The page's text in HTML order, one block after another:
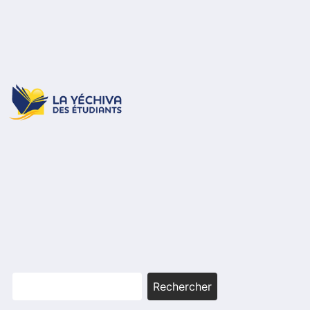
Rechercher